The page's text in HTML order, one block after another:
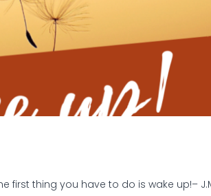
first thing you have to do is wake up!–